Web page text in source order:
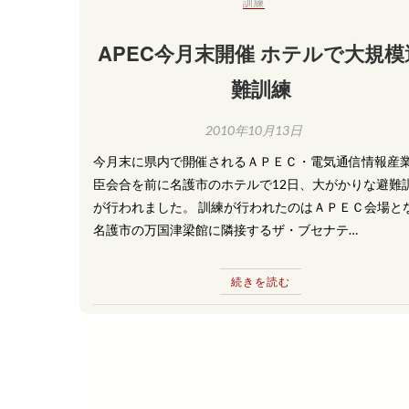
APEC今月末開催 ホテルで大規
難訓練
2010年10月13日
今月末に県内で開催されるＡＰＥＣ・電気通信情報産
臣会合を前に名護市のホテルで12日、大がかりな避難
が行われました。 訓練が行われたのはＡＰＥＣ会場と
名護市の万国津梁館に隣接するザ・ブセナテ…
続きを読む